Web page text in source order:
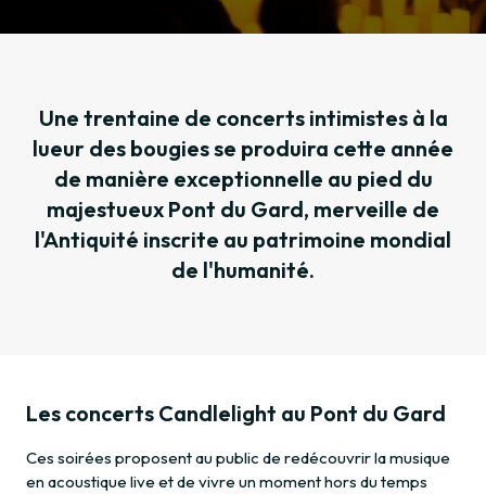
Une trentaine de concerts intimistes à la
lueur des bougies se produira cette année
de manière exceptionnelle au pied du
majestueux Pont du Gard, merveille de
l'Antiquité inscrite au patrimoine mondial
de l'humanité.
Les concerts Candlelight au Pont du Gard
Ces soirées proposent au public de redécouvrir la musique
en acoustique live et de vivre un moment hors du temps